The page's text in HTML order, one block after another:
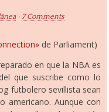
• 7 Comments
de Parliament)
en que la NBA es
que suscribe como lo
futbolero sevillista sean
americano. Aunque con